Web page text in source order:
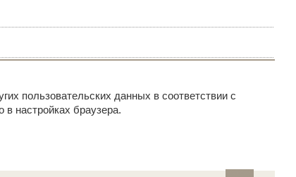
пользовательских данных в соответствии с
настройках браузера.